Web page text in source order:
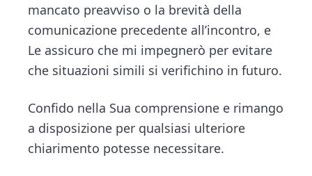
mancato preavviso o la brevità della
comunicazione precedente all’incontro, e
Le assicuro che mi impegnerò per evitare
che situazioni simili si verifichino in futuro.
Confido nella Sua comprensione e rimango
a disposizione per qualsiasi ulteriore
chiarimento potesse necessitare.